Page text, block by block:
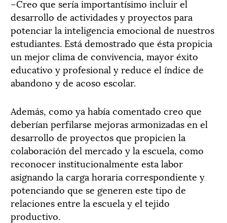
–Creo que sería importantísimo incluir el
desarrollo de actividades y proyectos para
potenciar la inteligencia emocional de nuestros
estudiantes. Está demostrado que ésta propicia
un mejor clima de convivencia, mayor éxito
educativo y profesional y reduce el índice de
abandono y de acoso escolar.
Además, como ya había comentado creo que
deberían perfilarse mejoras armonizadas en el
desarrollo de proyectos que propicien la
colaboración del mercado y la escuela, como
reconocer institucionalmente esta labor
asignando la carga horaria correspondiente y
potenciando que se generen este tipo de
relaciones entre la escuela y el tejido
productivo.